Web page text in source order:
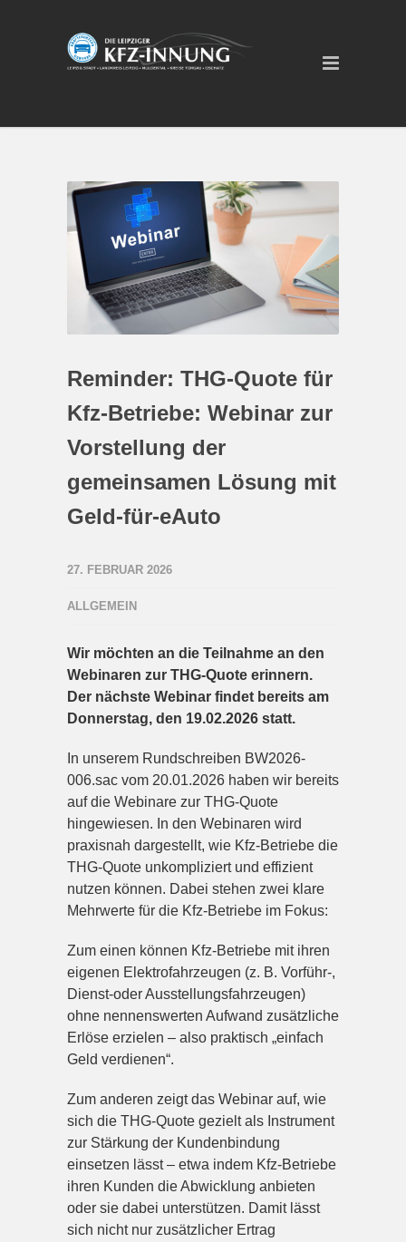
Reminder: THG-Quote für
Kfz-Betriebe: Webinar zur
Vorstellung der
gemeinsamen Lösung mit
Geld-für-eAuto
27. FEBRUAR 2026
ALLGEMEIN
Wir möchten an die Teilnahme an den
Webinaren zur THG-Quote erinnern.
Der nächste Webinar findet bereits am
Donnerstag, den 19.02.2026 statt.
In unserem Rundschreiben BW2026-
006.sac vom 20.01.2026 haben wir bereits
auf die Webinare zur THG-Quote
hingewiesen. In den Webinaren wird
praxisnah dargestellt, wie Kfz-Betriebe die
THG-Quote unkompliziert und effizient
nutzen können. Dabei stehen zwei klare
Mehrwerte für die Kfz-Betriebe im Fokus:
Zum einen können Kfz-Betriebe mit ihren
eigenen Elektrofahrzeugen (z. B. Vorführ-,
Dienst-oder Ausstellungsfahrzeugen)
ohne nennenswerten Aufwand zusätzliche
Erlöse erzielen – also praktisch „einfach
Geld verdienen“.
Zum anderen zeigt das Webinar auf, wie
sich die THG-Quote gezielt als Instrument
zur Stärkung der Kundenbindung
einsetzen lässt – etwa indem Kfz-Betriebe
ihren Kunden die Abwicklung anbieten
oder sie dabei unterstützen. Damit lässt
sich nicht nur zusätzlicher Ertrag